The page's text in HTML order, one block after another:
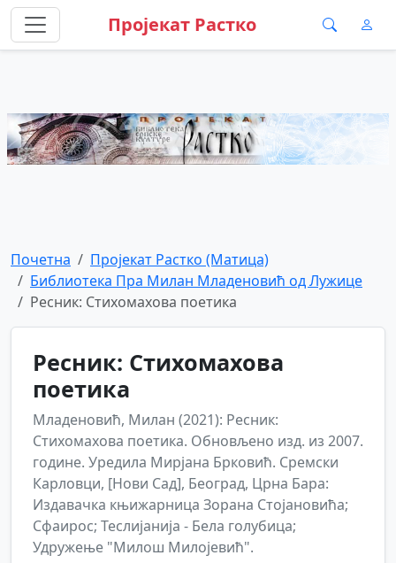
Пројекат Растко
Почетна
Пројекат Растко (Матица)
Библиотека Пра Милан Младеновић од Лужице
Ресник: Стихомахова поетика
Ресник: Стихомахова
поетика
Младеновић, Милан (2021): Ресник:
Стихомахова поетика. Обновљено изд. из 2007.
године. Уредила Мирјана Брковић. Сремски
Карловци, [Нови Сад], Београд, Црна Бара:
Издавачка књижарница Зорана Стојановића;
Сфаирос; Теслијанија - Бела голубица;
Удружење "Милош Милојевић".